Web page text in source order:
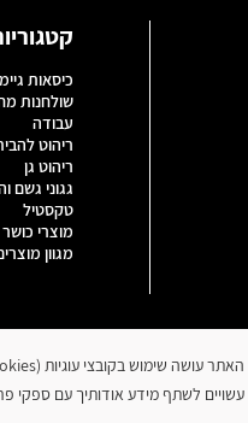
כיסאות
שולחנות
עבודה
ריהוט
ריהוט גן
גגוני גשם
טקסטיל
מוצרי כושר
מגוון
עשויים לשתף מידע אודותיך עם ספקי